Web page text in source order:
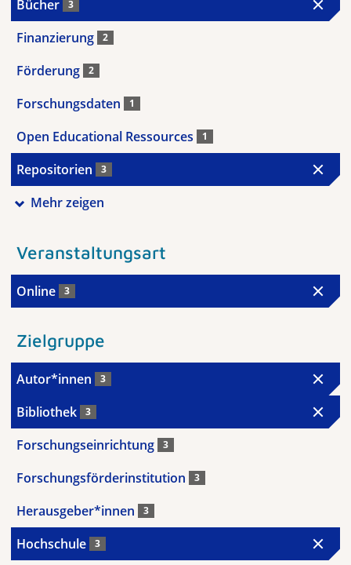
Bücher 3
Finanzierung 2
Förderung 2
Forschungsdaten 1
Open Educational Ressources 1
Repositorien 3
Mehr zeigen
Veranstaltungsart
Online 3
Zielgruppe
Autor*innen 3
Bibliothek 3
Forschungseinrichtung 3
Forschungsförderinstitution 3
Herausgeber*innen 3
Hochschule 3